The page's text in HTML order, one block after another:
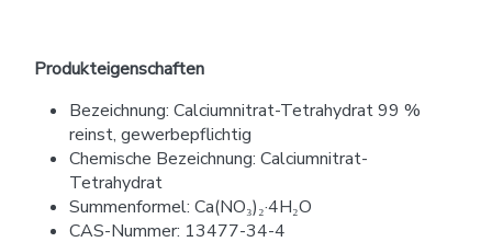
Produkteigenschaften
Bezeichnung: Calciumnitrat-Tetrahydrat 99 %
reinst, gewerbepflichtig
Chemische Bezeichnung: Calciumnitrat-
Tetrahydrat
Summenformel: Ca(NO₃)₂·4H₂O
CAS-Nummer: 13477-34-4